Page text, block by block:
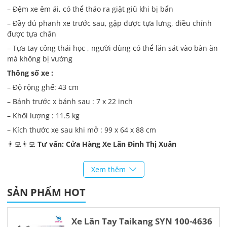
– Đệm xe êm ái, có thể tháo ra giặt giũ khi bị bẩn
– Đầy đủ phanh xe trước sau, gập được tựa lưng, điều chỉnh
được tựa chân
– Tựa tay công thái học , người dùng có thể lăn sát vào bàn ăn
mà không bị vướng
Thông số xe :
– Độ rộng ghế: 43 cm
– Bánh trước x bánh sau : 7 x 22 inch
– Khối lượng : 11.5 kg
– Kích thước xe sau khi mở : 99 x 64 x 88 cm
👨‍💻👨‍💻 Tư vấn: Cửa Hàng Xe Lăn Đinh Thị Xuân
Địa chỉ: Xóm Vải, Xã Hoá Thượng, Huyện Đồng Hỷ, Tỉnh Thái
Xem thêm
SẢN PHẨM HOT
Xe Lăn Tay Taikang SYN 100-4636